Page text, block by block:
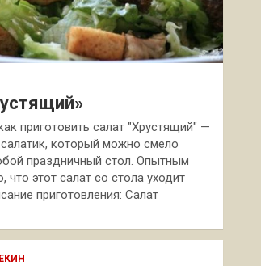
приготовить салат "Хрустящий" —
который можно смело
праздничный стол. Опытным
что этот салат со стола уходит
приготовления: Салат